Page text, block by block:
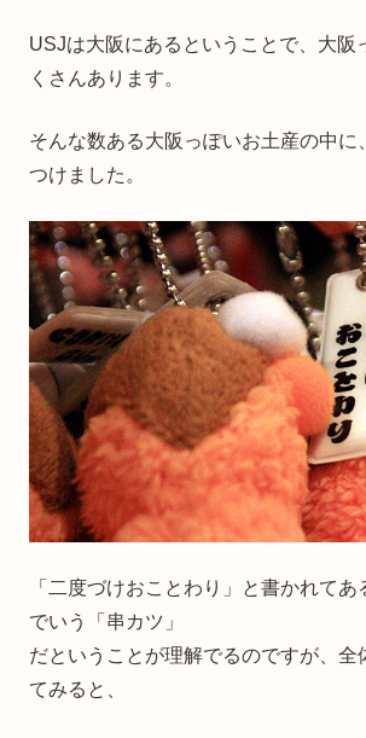
USJは大阪にあるということで、大阪
くさんあります。
そんな数ある大阪っぽいお土産の中に
つけました。
「二度づけおことわり」と書かれてあ
でいう「串カツ」
だということが理解でるのですが、全
てみると、